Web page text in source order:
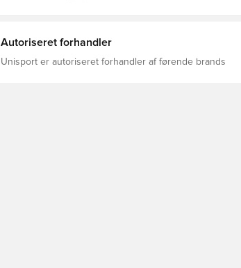
Autoriseret forhandler
Unisport er autoriseret forhandler af førende brands